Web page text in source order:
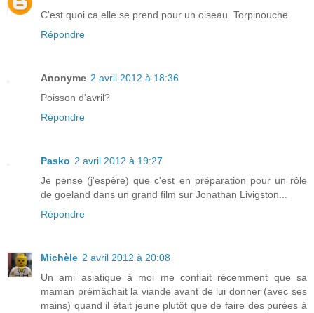
C'est quoi ca elle se prend pour un oiseau. Torpinouche
Répondre
Anonyme 2 avril 2012 à 18:36
Poisson d'avril?
Répondre
Pasko 2 avril 2012 à 19:27
Je pense (j'espère) que c'est en préparation pour un rôle
de goeland dans un grand film sur Jonathan Livigston...
Répondre
Michèle 2 avril 2012 à 20:08
Un ami asiatique à moi me confiait récemment que sa
maman prémâchait la viande avant de lui donner (avec ses
mains) quand il était jeune plutôt que de faire des purées à